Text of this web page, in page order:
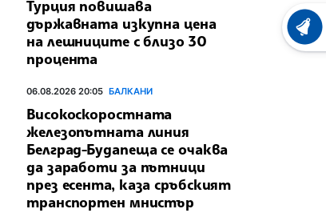
Турция повишава
държавната изкупна цена
на лешниците с близо 30
процента
06.08.2026 20:05 БАЛКАНИ
Високоскоростната
железопътната линия
Белград-Будапеща се очаква
да заработи за пътници
през есента, каза сръбският
транспортен мнистър